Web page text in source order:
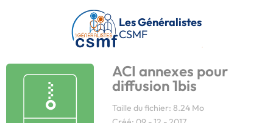
Passer au contenu principal
Les Généralistes
CSMF
ACI annexes pour
diffusion 1bis
Taille du fichier: 8.24 Mo